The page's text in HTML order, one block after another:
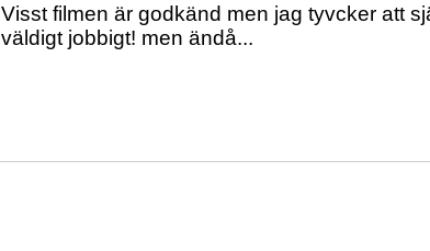
Visst filmen är godkänd men jag tyvcker att
väldigt jobbigt! men ändå...